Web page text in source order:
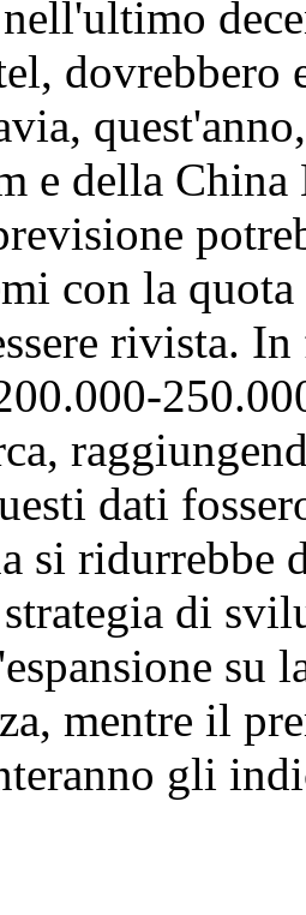
dovrebbero
e della
con la
rivista.
dati
si ridurrebbe
di
su
mentre il
gli